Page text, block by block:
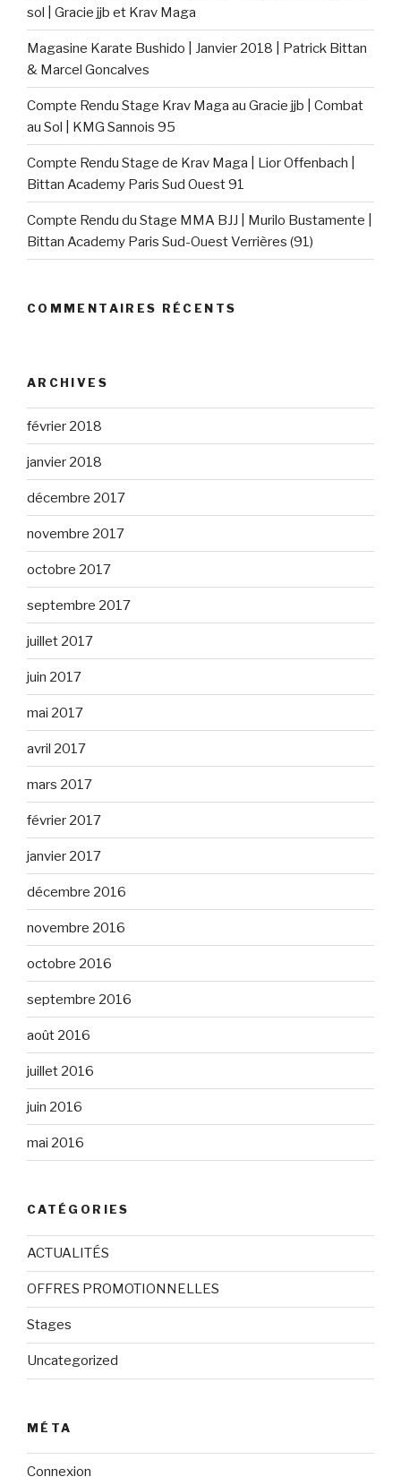
sol | Gracie jjb et Krav Maga
Magasine Karate Bushido | Janvier 2018 | Patrick Bittan
& Marcel Goncalves
Compte Rendu Stage Krav Maga au Gracie jjb | Combat
au Sol | KMG Sannois 95
Compte Rendu Stage de Krav Maga | Lior Offenbach |
Bittan Academy Paris Sud Ouest 91
Compte Rendu du Stage MMA BJJ | Murilo Bustamente |
Bittan Academy Paris Sud-Ouest Verrières (91)
COMMENTAIRES RÉCENTS
ARCHIVES
février 2018
janvier 2018
décembre 2017
novembre 2017
octobre 2017
septembre 2017
juillet 2017
juin 2017
mai 2017
avril 2017
mars 2017
février 2017
janvier 2017
décembre 2016
novembre 2016
octobre 2016
septembre 2016
août 2016
juillet 2016
juin 2016
mai 2016
CATÉGORIES
ACTUALITÉS
OFFRES PROMOTIONNELLES
Stages
Uncategorized
MÉTA
Connexion